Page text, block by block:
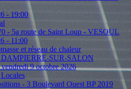
- 19:00
- 5a route de Saint Loup - VESOUL
- 11:00
et réseau de chaleur
DAMPIERRE-SUR-SALON
9 octobre 2026
- 3 Boulevard Ouest BP 2019